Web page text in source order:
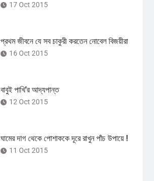
17 Oct 2015
প্রথম জীবনে যে সব চাকুরী করতেন নোবেল বিজয়ীরা
16 Oct 2015
বাবুই পাখি’র আদ্যপান্ত
12 Oct 2015
ঘামের দাগ থেকে পোশাককে দূরে রাখুন পাঁচ উপায়ে !
11 Oct 2015